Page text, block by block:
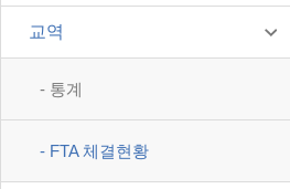
교역
- 통계
- FTA 체결현황